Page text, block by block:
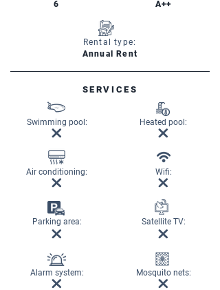
6
A++
Rental type:
Annual Rent
SERVICES
Swimming pool:
Air conditioning:
Parking area:
Alarm system:
Heated pool:
Wifi:
Satellite TV:
Mosquito nets: